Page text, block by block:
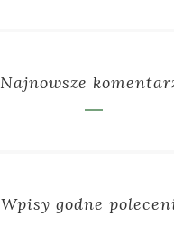
Najnowsze
Wpisy godne